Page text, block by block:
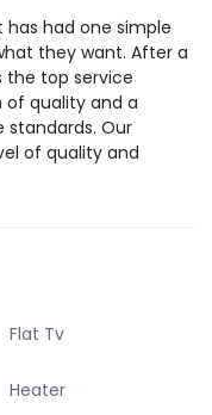
has had one simple
they want. After a
the top service
of quality and a
Our
of quality and
Flat Tv
Heater